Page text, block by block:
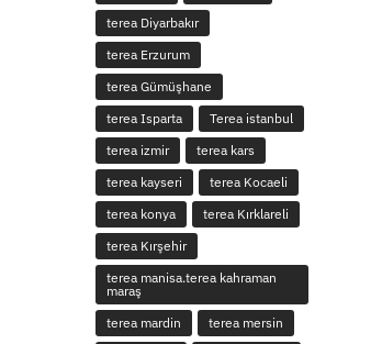
terea Diyarbakır
terea Erzurum
terea Gümüşhane
terea Isparta
Terea istanbul
terea izmir
terea kars
terea kayseri
terea Kocaeli
terea konya
terea Kırklareli
terea Kırşehir
terea manisa.terea kahraman
maraş
terea mardin
terea mersin